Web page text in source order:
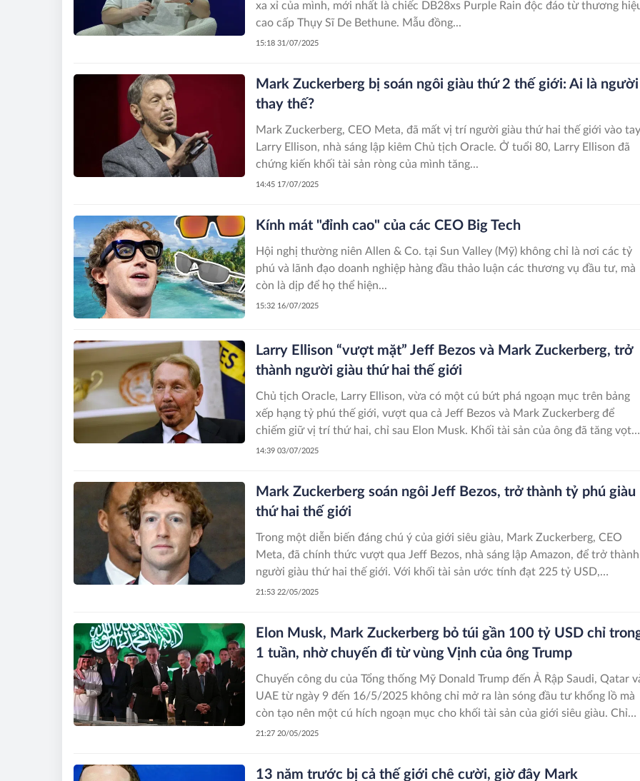
xa xỉ của mình, mới nhất là chiếc DB28xs Purple Rain độc đáo từ thương
cao cấp Thụy Sĩ De Bethune. Mẫu đồng...
15:18 31/07/2025
Mark Zuckerberg bị soán ngôi giàu thứ 2 thế giới: Ai là người
thay thế?
Mark Zuckerberg, CEO Meta, đã mất vị trí người giàu thứ hai thế giới vào tay
Larry Ellison, nhà sáng lập kiêm Chủ tịch Oracle. Ở tuổi 80, Larry Ellison đã
chứng kiến khối tài sản ròng của mình tăng...
14:45 17/07/2025
Kính mát "đỉnh cao" của các CEO Big Tech
Hội nghị thường niên Allen & Co. tại Sun Valley (Mỹ) không chỉ là nơi các tỷ
phú và lãnh đạo doanh nghiệp hàng đầu thảo luận các thương vụ đầu tư, mà
còn là dịp để họ thể hiện...
15:32 16/07/2025
Larry Ellison “vượt mặt” Jeff Bezos và Mark Zuckerberg, trở
thành người giàu thứ hai thế giới
Chủ tịch Oracle, Larry Ellison, vừa có một cú bứt phá ngoạn mục trên bảng
xếp hạng tỷ phú thế giới, vượt qua cả Jeff Bezos và Mark Zuckerberg để
chiếm giữ vị trí thứ hai, chỉ sau Elon Musk. Khối tài sản của ông đã tăng vọt
hơn 40 tỷ USD chỉ trong hai ngày, nhờ vào sự tăng trưởng kỷ lục của cổ
14:39 03/07/2025
Mark Zuckerberg soán ngôi Jeff Bezos, trở thành tỷ phú giàu
thứ hai thế giới
Trong một diễn biến đáng chú ý của giới siêu giàu, Mark Zuckerberg, CEO
Meta, đã chính thức vượt qua Jeff Bezos, nhà sáng lập Amazon, để trở thành
người giàu thứ hai thế giới. Với khối tài sản ước tính đạt 225 tỷ USD,
Zuckerberg hiện chỉ đứng sau CEO Tesla, Elon Musk, người vẫn vững vàng ở
21:53 22/05/2025
Elon Musk, Mark Zuckerberg bỏ túi gần 100 tỷ USD chỉ
1 tuần, nhờ chuyến đi từ vùng Vịnh của ông Trump
Chuyến công du của Tổng thống Mỹ Donald Trump đến Ả Rập Saudi, Qatar
UAE từ ngày 9 đến 16/5/2025 không chỉ mở ra làn sóng đầu tư khổng lồ mà
còn tạo nên một cú hích ngoạn mục cho khối tài sản của giới siêu giàu. Chỉ
trong một tuần, 10 tỷ phú hàng đầu thế giới đã bỏ túi thêm gần 100 tỷ USD,
21:27 20/05/2025
13 năm trước bị cả thế giới chê cười, giờ đây Mark